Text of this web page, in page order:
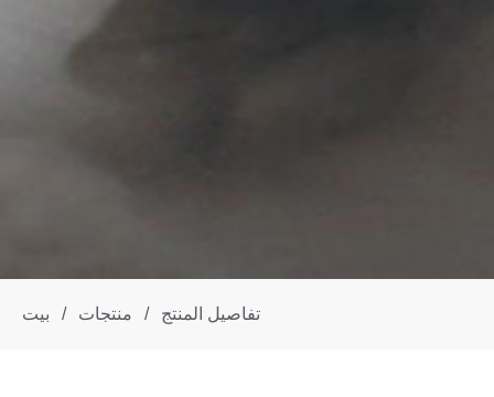
بيت / منتجات / تفاصيل المنتج